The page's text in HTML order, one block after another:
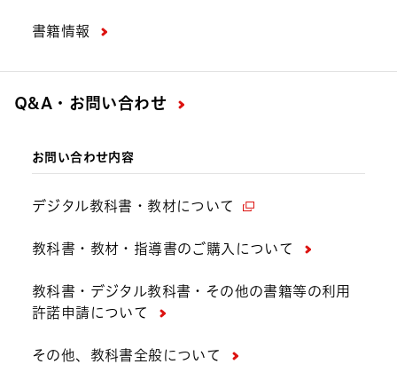
書籍情報
Q&A・お問い合わせ
お問い合わせ内容
デジタル教科書・教材について
教科書・教材・指導書のご購入について
教科書・デジタル教科書・その他の書籍等の利用
許諾申請について
その他、教科書全般について